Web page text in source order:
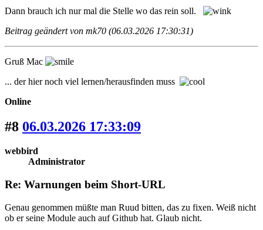
Dann brauch ich nur mal die Stelle wo das rein soll.
Beitrag geändert von mk70 (06.03.2026 17:30:31)
Gruß Mac
... der hier noch viel lernen/herausfinden muss
Online
#8 06.03.2026 17:33:09
webbird
Administrator
Re: Warnungen beim Short-URL
Genau genommen müßte man Ruud bitten, das zu fixen. Weiß nicht
ob er seine Module auch auf Github hat. Glaub nicht.